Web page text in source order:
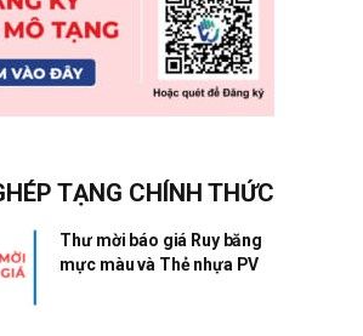
TẠNG CHÍNH THỨC
Thư mời báo giá Ruy băng
mực màu và Thẻ nhựa PV